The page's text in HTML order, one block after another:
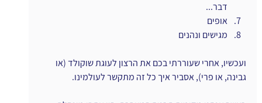
דבר...
אופים
מגישים ונהנים
ועכשיו, אחרי שעוררתי בכם את הרצון לעוגת שוקולד (או
גבינה, או פרי), אסביר איך כל זה מתקשר לעולמינו.